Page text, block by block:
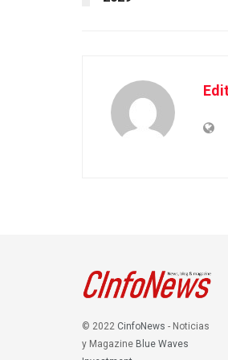
© 2022 CinfoNews - Noticias
y Magazine Blue Waves